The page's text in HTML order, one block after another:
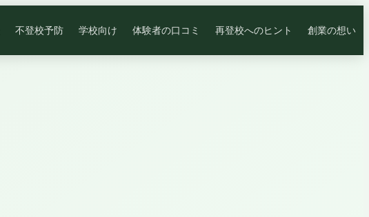
不登校予防 学校向け 体験者の口コミ 再登校へのヒント 創業の想い